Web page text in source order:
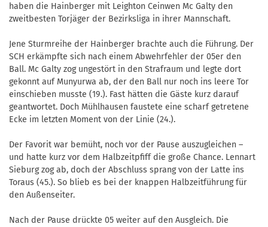
haben die Hainberger mit Leighton Ceinwen Mc Galty den
zweitbesten Torjäger der Bezirksliga in ihrer Mannschaft.
Jene Sturmreihe der Hainberger brachte auch die Führung. Der
SCH erkämpfte sich nach einem Abwehrfehler der 05er den
Ball. Mc Galty zog ungestört in den Strafraum und legte dort
gekonnt auf Munyurwa ab, der den Ball nur noch ins leere Tor
einschieben musste (19.). Fast hätten die Gäste kurz darauf
geantwortet. Doch Mühlhausen faustete eine scharf getretene
Ecke im letzten Moment von der Linie (24.).
Der Favorit war bemüht, noch vor der Pause auszugleichen –
und hatte kurz vor dem Halbzeitpfiff die große Chance. Lennart
Sieburg zog ab, doch der Abschluss sprang von der Latte ins
Toraus (45.). So blieb es bei der knappen Halbzeitführung für
den Außenseiter.
Nach der Pause drückte 05 weiter auf den Ausgleich. Die